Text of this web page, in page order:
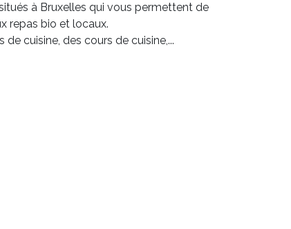
à Bruxelles qui vous permettent de
repas bio et locaux.
de cuisine, des cours de cuisine,...